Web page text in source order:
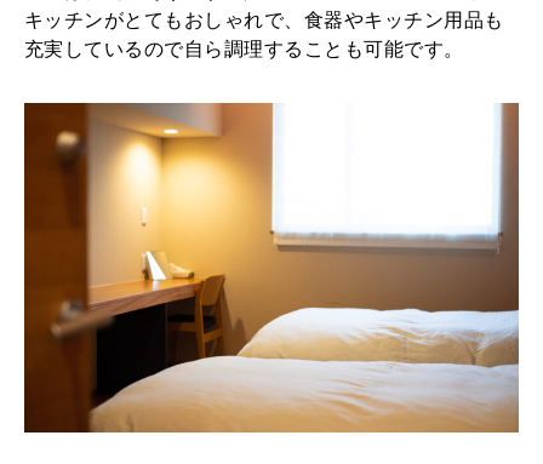
キッチンがとてもおしゃれで、食器やキッチン用品も
充実しているので自ら調理することも可能です。